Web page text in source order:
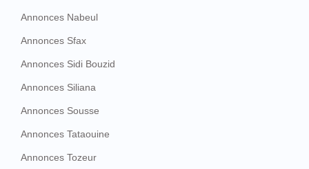
Annonces Nabeul
Annonces Sfax
Annonces Sidi Bouzid
Annonces Siliana
Annonces Sousse
Annonces Tataouine
Annonces Tozeur